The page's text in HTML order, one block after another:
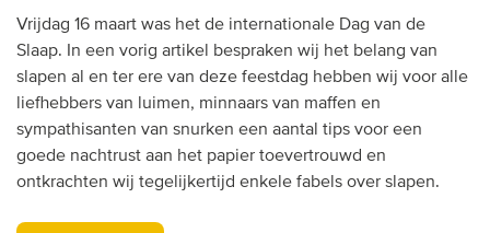
Vrijdag 16 maart was het de internationale Dag van de
Slaap. In een vorig artikel bespraken wij het belang van
slapen al en ter ere van deze feestdag hebben wij voor alle
liefhebbers van luimen, minnaars van maffen en
sympathisanten van snurken een aantal tips voor een
goede nachtrust aan het papier toevertrouwd en
ontkrachten wij tegelijkertijd enkele fabels over slapen.